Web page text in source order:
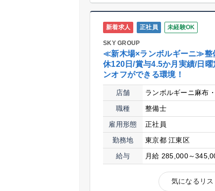
新着求人 正社員 未経験OK
SKY GROUP
≪新木場×ランボルギーニ≫整
休120日/賞与4.5か月実績/日曜
ンオフができる環境！
店舗
ランボルギーニ麻布
職種
整備士
雇用形態
正社員
勤務地
東京都 江東区
給与
月給 285,000～
気になるリ